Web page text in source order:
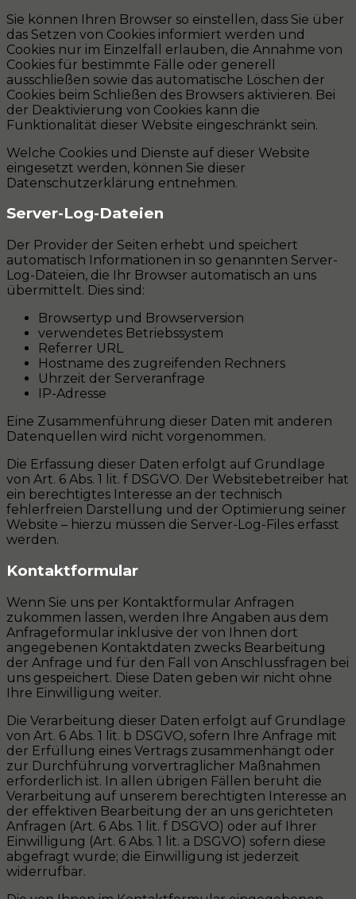
Sie können Ihren Browser so einstellen, dass Sie über
das Setzen von Cookies informiert werden und
Cookies nur im Einzelfall erlauben, die Annahme von
Cookies für bestimmte Fälle oder generell
ausschließen sowie das automatische Löschen der
Cookies beim Schließen des Browsers aktivieren. Bei
der Deaktivierung von Cookies kann die
Funktionalität dieser Website eingeschränkt sein.
Welche Cookies und Dienste auf dieser Website
eingesetzt werden, können Sie dieser
Datenschutzerklärung entnehmen.
Server-Log-Dateien
Der Provider der Seiten erhebt und speichert
automatisch Informationen in so genannten Server-
Log-Dateien, die Ihr Browser automatisch an uns
übermittelt. Dies sind:
Browsertyp und Browserversion
verwendetes Betriebssystem
Referrer URL
Hostname des zugreifenden Rechners
Uhrzeit der Serveranfrage
IP-Adresse
Eine Zusammenführung dieser Daten mit anderen
Datenquellen wird nicht vorgenommen.
Die Erfassung dieser Daten erfolgt auf Grundlage
von Art. 6 Abs. 1 lit. f DSGVO. Der Websitebetreiber hat
ein berechtigtes Interesse an der technisch
fehlerfreien Darstellung und der Optimierung seiner
Website – hierzu müssen die Server-Log-Files erfasst
werden.
Kontaktformular
Wenn Sie uns per Kontaktformular Anfragen
zukommen lassen, werden Ihre Angaben aus dem
Anfrageformular inklusive der von Ihnen dort
angegebenen Kontaktdaten zwecks Bearbeitung
der Anfrage und für den Fall von Anschlussfragen bei
uns gespeichert. Diese Daten geben wir nicht ohne
Ihre Einwilligung weiter.
Die Verarbeitung dieser Daten erfolgt auf Grundlage
von Art. 6 Abs. 1 lit. b DSGVO, sofern Ihre Anfrage mit
der Erfüllung eines Vertrags zusammenhängt oder
zur Durchführung vorvertraglicher Maßnahmen
erforderlich ist. In allen übrigen Fällen beruht die
Verarbeitung auf unserem berechtigten Interesse an
der effektiven Bearbeitung der an uns gerichteten
Anfragen (Art. 6 Abs. 1 lit. f DSGVO) oder auf Ihrer
Einwilligung (Art. 6 Abs. 1 lit. a DSGVO) sofern diese
abgefragt wurde; die Einwilligung ist jederzeit
widerrufbar.